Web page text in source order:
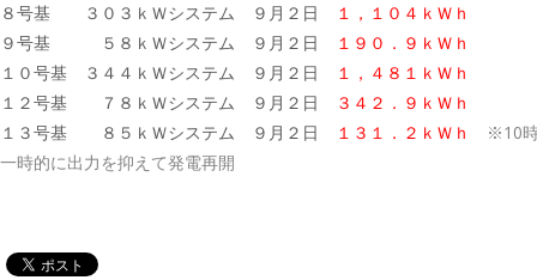
８号基 ３０３ｋＷシステム ９月２日
１，１０４ｋＷｈ
９号基 ５８ｋＷシステム ９月２日
１９０．９ｋＷｈ
１０号基 ３４４ｋＷシステム ９月２日
１，４８１ｋＷｈ
１２号基 ７８ｋＷシステム ９月２日
３４２．９ｋＷｈ
１３号基 ８５ｋＷシステム ９月２日
１３１．２ｋＷｈ
※10
一時的に出力を抑えて発電再開